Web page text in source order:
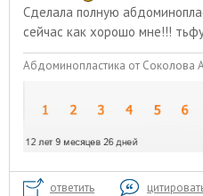
Сделала полную
сейчас как хорошо мне!!!
Абдоминопластика от Соколова
ответить